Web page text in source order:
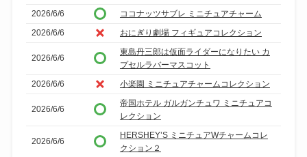
2026/6/6
ココナッツサブレ ミニチュアチャーム
2026/6/6
おにぎり劇場 フィギュアコレクション
2026/6/6
東島丹三郎は仮面ライダーになりたい カ
プセルラバーマスコット
2026/6/6
小楽園 ミニチュアチャームコレクション
2026/6/6
帝国ホテル ガルガンチュワ ミニチュアコ
レクション
2026/6/6
HERSHEY’S ミニチュアWチャームコレ
クション２